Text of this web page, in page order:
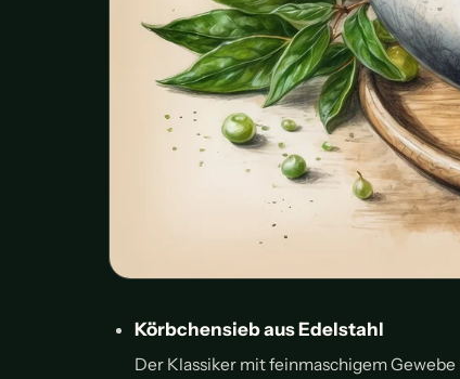
Körbchensieb aus Edelstahl
Der Klassiker mit feinmaschigem